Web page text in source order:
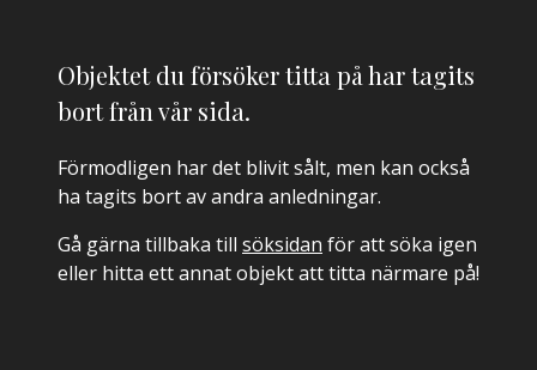
Objektet du försöker titta på har tagits
bort från vår sida.
Förmodligen har det blivit sålt, men kan också
ha tagits bort av andra anledningar.
Gå gärna tillbaka till söksidan för att söka igen
eller hitta ett annat objekt att titta närmare på!